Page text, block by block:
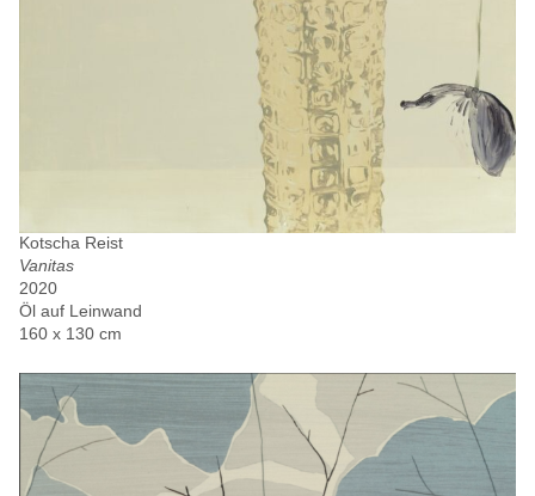
Kotscha Reist
Vanitas
2020
Öl auf Leinwand
160 x 130 cm